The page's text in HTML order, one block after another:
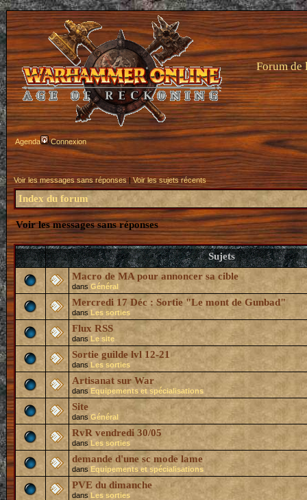
Forum
Agenda Connexion
Voir les messages sans réponses|Voir les sujets récents
Index du forum
Voir les messages sans réponses
Sujets
Macro de MA pour annoncer sa cible
dans Général
Mercredi 17 Déc : Sortie "Le mont de Gunbad"
dans Les sorties
Flux RSS
dans Le site
Sortie guilde lvl 12-21
dans Les sorties
Artisanat sur War
dans Equipements et spécialisations
Site
dans Général
RvR vendredi 30/05
dans Les sorties
demande d'une sc mode lame
dans Equipements et spécialisations
PVE du dimanche
dans Les sorties